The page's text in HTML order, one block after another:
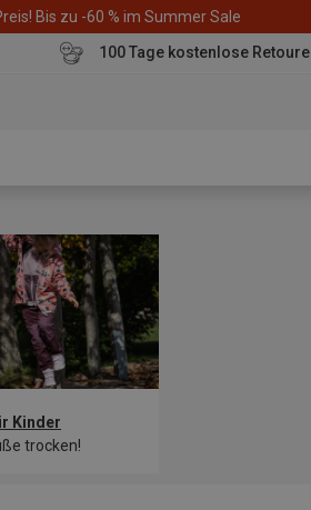
Bis zu -60 % im Summer Sale
100 Tage kostenlose Retoure
Kinder
trocken!